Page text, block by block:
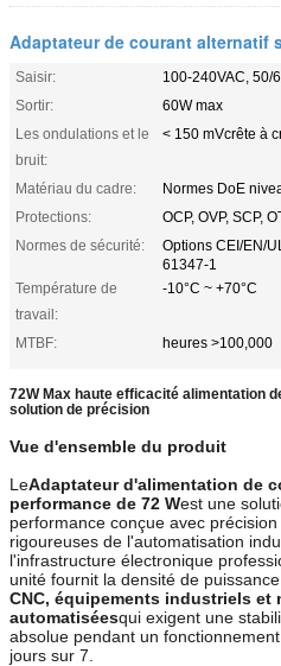
Adaptateur de courant alternatif
Saisir:
100-240VAC, 50/
Sortir:
60W max
Les ondulations et le
bruit:
< 150 mVcrête à
Matériau du cadre:
Normes DoE
Protections:
OCP, OVP, SCP,
Normes de sécurité:
Options CEI/EN/
61347-1
Température de
travail:
-10°C ~ +70°C
MTBF: heures >100,000
72W Max haute efficacité alimentation
solution de précision
Vue d'ensemble du produit
LeAdaptateur d'alimentation de
performance de 72 West une
performance conçue avec
rigoureuses de l'automatisation
l'infrastructure électronique
unité fournit la densité de
CNC, équipements industriels et
automatiséesqui exigent une
absolue pendant un
jours sur 7.